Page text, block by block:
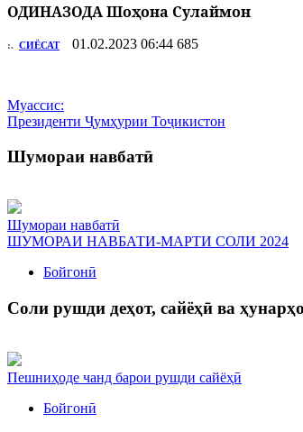
ОДИНАЗОДА Шоҳона Сулаймон
:. СИЁСАТ 01.02.2023 06:44 685
Муассис:
Президенти Ҷумҳурии Тоҷикистон
Шумораи навбатӣ
Шумораи навбатӣ
ШУМОРАИ НАВБАТИ-МАРТИ СОЛИ 2024
Бойгонӣ
Соли рушди деҳот, сайёҳӣ ва
Пешниҳоде чанд барои рушди сайёҳӣ
Бойгонӣ